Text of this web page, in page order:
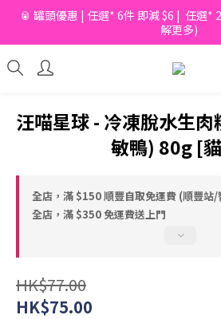
📦滿$150起免香港運費*  |  📦 滿
🥫 罐頭優惠 | 任選* 6件 即減 $6 |  任選*
解更多)
📦滿$150起免香港運費*  |  📦 滿
汪喵星球 - 冷凍脫水生
敏鴨) 80g [
全店，滿 $150 順豐自取免運費 (順豐站/
全店，滿 $350 免運費送上門
HK$77.00
HK$75.00